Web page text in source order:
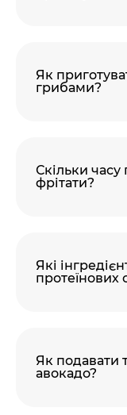
Як
грибами?
Скільки часу
фрітати?
Які
протеїнових
Як подавати
авокадо?